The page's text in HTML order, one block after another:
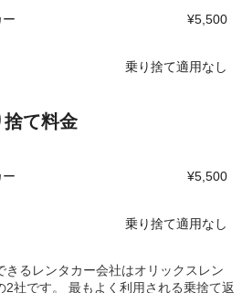
¥5,500
乗り捨て適用なし
て料金
¥5,500
乗り捨て適用なし
るレンタカー会社はオリックスレン
2社です。 最もよく利用される乗捨て返